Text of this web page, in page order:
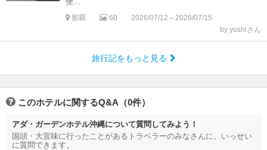
那覇 60
2026/07/12～2026/07/15
by yoshiさん
旅行記をもっと見る
このホテルに関するQ&A（0件）
アダ・ガーデンホテル沖縄について質問してみよう！
国頭・大宜味に行ったことがあるトラベラーのみなさんに、いっせい
に質問できます。